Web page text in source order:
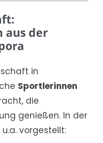
aus der
in
Sportlerinnen
die
genießen. In der
vorgestellt: